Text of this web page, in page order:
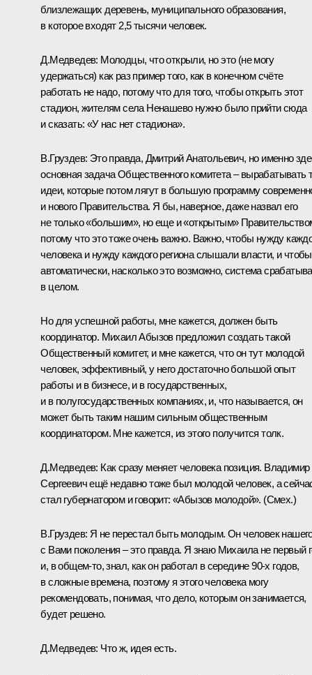
близлежащих деревень, муниципального образования,
в которое входят 2,5 тысячи человек.
Д.Медведев: Молодцы, что открыли, но это (не могу
удержаться) как раз пример того, как в конечном счёте
работать не надо, потому что для того, чтобы открыть этот
стадион, жителям села Ненашево нужно было прийти сюда
и сказать: «У нас нет стадиона».
В.Груздев: Это правда, Дмитрий Анатольевич, но именно
основная задача Общественного комитета – вырабатывать
идеи, которые потом лягут в большую программу
и нового Правительства. Я бы, наверное, даже назвал его
не только «большим», но еще и «открытым»
потому что это тоже очень важно. Важно, чтобы нужду
человека и нужду каждого региона слышали власти, и чтобы
автоматически, насколько это возможно, система
в целом.
Но для успешной работы, мне кажется, должен быть
координатор. Михаил Абызов предложил создать такой
Общественный комитет, и мне кажется, что он тут молодой
человек, эффективный, у него достаточно большой опыт
работы и в бизнесе, и в государственных,
и в полугосударственных компаниях, и, что называется, он
может быть таким нашим сильным общественным
координатором. Мне кажется, из этого получится толк.
Д.Медведев: Как сразу меняет человека позиция. Владимир
Сергеевич ещё недавно тоже был молодой человек, а
стал губернатором и говорит: «Абызов молодой». (Смех.)
В.Груздев: Я не перестал быть молодым. Он человек
с Вами поколения – это правда. Я знаю Михаила не первый
и, в общем‑то, знал, как он работал в середине 90-х годов,
в сложные времена, поэтому я этого человека могу
рекомендовать, понимая, что дело, которым он занимается,
будет решено.
Д.Медведев: Что ж, идея есть.